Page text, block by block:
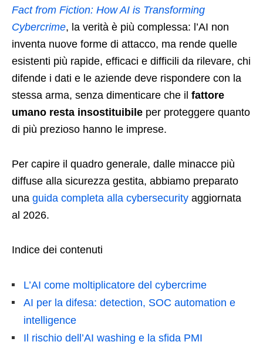
Fact from Fiction: How AI is Transforming
Cybercrime, la verità è più complessa: l’AI non
inventa nuove forme di attacco, ma rende quelle
esistenti più rapide, efficaci e difficili da rilevare, chi
difende i dati e le aziende deve rispondere con la
stessa arma, senza dimenticare che il fattore
umano resta insostituibile per proteggere quanto
di più prezioso hanno le imprese.
Per capire il quadro generale, dalle minacce più
diffuse alla sicurezza gestita, abbiamo preparato
una guida completa alla cybersecurity aggiornata
al 2026.
Indice dei contenuti
L’AI come moltiplicatore del cybercrime
AI per la difesa: detection, SOC automation e
intelligence
Il rischio dell’AI washing e la sfida PMI